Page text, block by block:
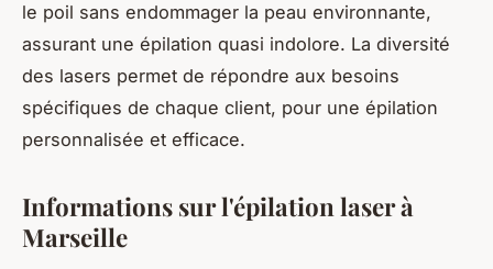
le poil sans endommager la peau environnante,
assurant une épilation quasi indolore. La diversité
des lasers permet de répondre aux besoins
spécifiques de chaque client, pour une épilation
personnalisée et efficace.
Informations sur l'épilation laser à
Marseille